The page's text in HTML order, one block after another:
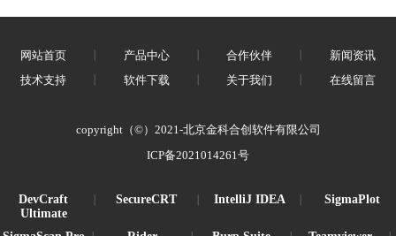
网站首页 产品中心 合作伙伴
新闻资讯
技术支持
软件下载 关于我们 在线留言
copyright（©）2021-北京金科合创软件有限公司
ICP备2021014261号
DevCraft
Ultimate
SecureCRT IntelliJ IDEA SigmaPlot